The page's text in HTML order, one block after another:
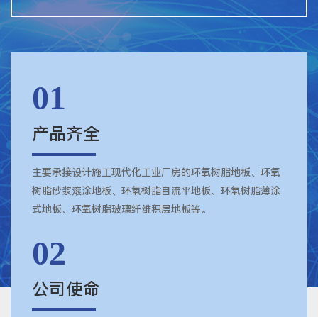
01
产品齐全
主要承接设计施工现代化工业厂房的环氧树脂地板、环氧
树脂砂浆滚涂地板、环氧树脂自流平地板、环氧树脂薄涂
式地板、环氧树脂玻璃纤维积层地板等。
02
公司使命